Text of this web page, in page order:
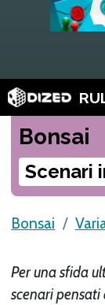
Bonsai
Scenari
Bonsai
Per una sfida
scenari